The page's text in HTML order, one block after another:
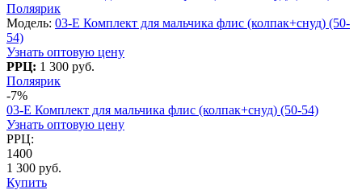
Поляярик
Модель: 03-E Комплект для мальчика флис (колпак+снуд) (50-
54)
Узнать оптовую цену
РРЦ: 1 300 руб.
Поляярик
-7%
03-E Комплект для мальчика флис (колпак+снуд) (50-54)
Узнать оптовую цену
РРЦ:
1400
1 300 руб.
Купить